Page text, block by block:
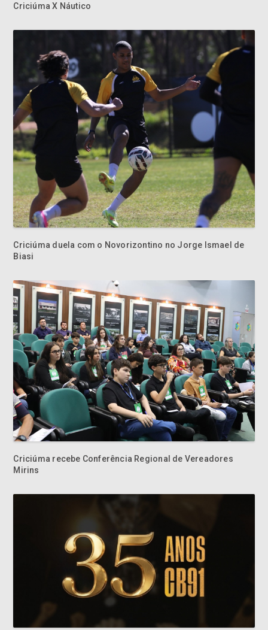
Criciúma X Náutico
Criciúma duela com o Novorizontino no Jorge Ismael de
Biasi
Criciúma recebe Conferência Regional de Vereadores
Mirins